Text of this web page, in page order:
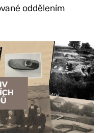
oddělením